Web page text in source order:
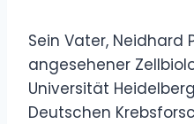
Sein Vater, Neidhard
angesehener
Universität
Deutschen